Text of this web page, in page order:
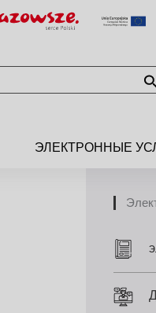
ЭЛЕКТРОННЫЕ